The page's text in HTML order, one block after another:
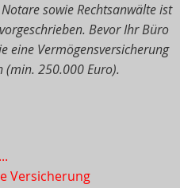
sowie Rechtsanwälte ist
Bevor Ihr Büro
eine Vermögensversicherung
(min. 250.000 Euro).
Versicherung